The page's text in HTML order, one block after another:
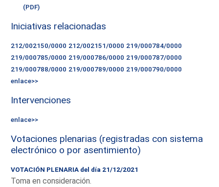
(PDF)
Iniciativas relacionadas
212/002150/0000 212/002151/0000 219/000784/0000
219/000785/0000 219/000786/0000 219/000787/0000
219/000788/0000 219/000789/0000 219/000790/0000
enlace>>
Intervenciones
enlace>>
Votaciones plenarias (registradas con sistema
electrónico o por asentimiento)
VOTACIÓN PLENARIA del día 21/12/2021
Toma en consideración.